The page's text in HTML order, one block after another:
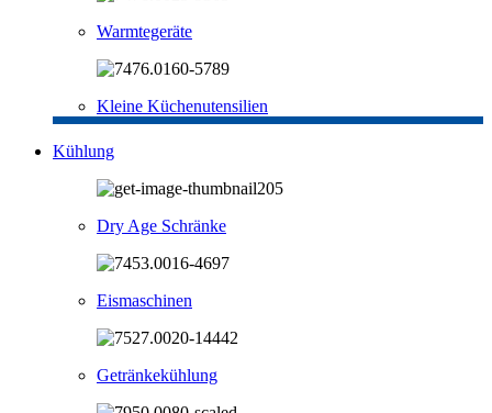
Warmtegeräte
Kleine Küchenutensilien
Kühlung
Dry Age Schränke
Eismaschinen
Getränkekühlung